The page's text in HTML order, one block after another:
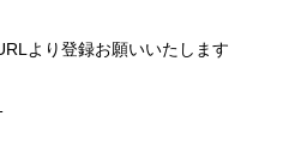
より登録お願いいたします